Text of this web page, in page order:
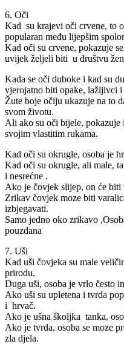
6. Oči
Kad su krajevi oči crvene, to
popularan među lijepšim
Kad oči su crvene, pokazuje
uvijek željeli biti u društvu
Kada se oči duboke i kad su
vjerojatno biti opake, lažljivci i
Žute boje očiju ukazuje na to
svom životu.
Ali ako su oči bijele,
svojim vlastitim rukama.
Kad oči su okrugle, osoba je
Kad oči su okrugle, ali male,
i nesrećne .
Ako je čovjek slijep, on će biti
Zrikav čovjek moze biti
izbjegavati.
Samo jedno oko zrikavo
pouzdana
7. Uši
Kad uši čovjeka su male
prirodu.
Duga uši, osoba je vrlo često
Ako uši su upletena i tvrda
i hrvač.
Ako je ušna školjka tanka,
Ako je tvrda, osoba se moze
zla djela.